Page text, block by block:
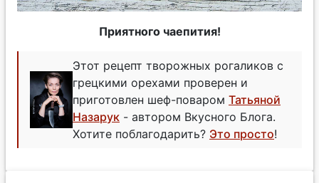
Приятного чаепития!
Этот рецепт творожных рогаликов с
грецкими орехами проверен и
приготовлен шеф-поваром Татьяной
Назарук - автором Вкусного Блога.
Хотите поблагодарить? Это просто!